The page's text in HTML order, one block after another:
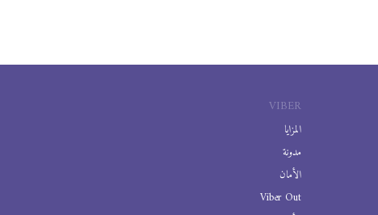
VIBER
المزايا
مدونة
الأمان
Viber Out